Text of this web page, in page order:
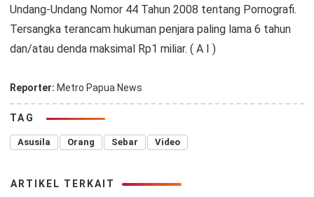
Undang-Undang Nomor 44 Tahun 2008 tentang Pornografi.
Tersangka terancam hukuman penjara paling lama 6 tahun
dan/atau denda maksimal Rp1 miliar. ( A I )
Reporter: Metro Papua News
TAG
Asusila Orang Sebar Video
ARTIKEL TERKAIT